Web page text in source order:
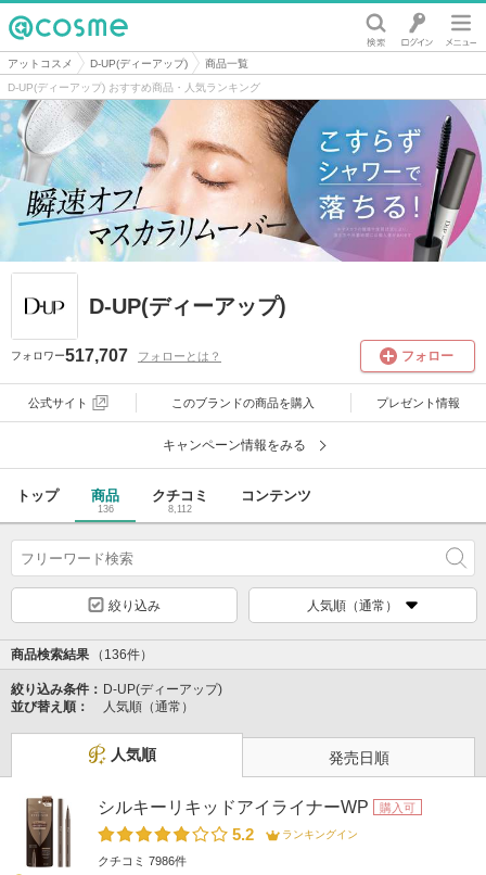
@cosme
アットコスメ D-UP(ディーアップ)
商品一覧
D-UP(ディーアップ) おすすめ商品・人気ランキング
D-UP(ディーアップ)
フォロワー517,707 フォローとは？ フォロー
公式サイト このブランドの商品を購入 プレゼント情報
キャンペーン情報をみる
トップ 商品
136
クチコミ
8,112
コンテンツ
絞り込み 人気順（通常）
商品検索結果 （136件）
絞り込み条件： D-UP(ディーアップ)
並び替え順：
人気順（通常）
人気順 発売日順
シルキーリキッドアイライナーWP 購入可
5.2 ランキングイン
クチコミ 7986件